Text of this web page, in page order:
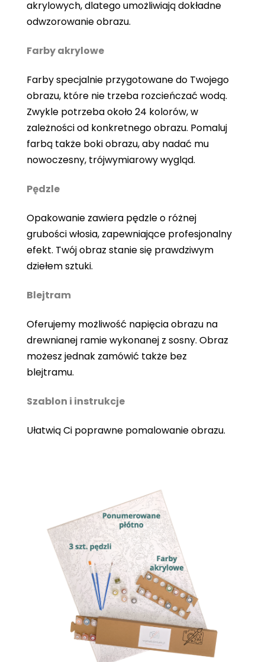
akrylowych, dlatego umożliwiają dokładne
odwzorowanie obrazu.
Farby akrylowe
Farby specjalnie przygotowane do Twojego
obrazu, które nie trzeba rozcieńczać wodą.
Zwykle potrzeba około 24 kolorów, w
zależności od konkretnego obrazu. Pomaluj
farbą także boki obrazu, aby nadać mu
nowoczesny, trójwymiarowy wygląd.
Pędzle
Opakowanie zawiera pędzle o różnej
grubości włosia, zapewniające profesjonalny
efekt. Twój obraz stanie się prawdziwym
dziełem sztuki.
Blejtram
Oferujemy możliwość napięcia obrazu na
drewnianej ramie wykonanej z sosny. Obraz
możesz jednak zamówić także bez
blejtramu.
Szablon i instrukcje
Ułatwią Ci poprawne pomalowanie obrazu.